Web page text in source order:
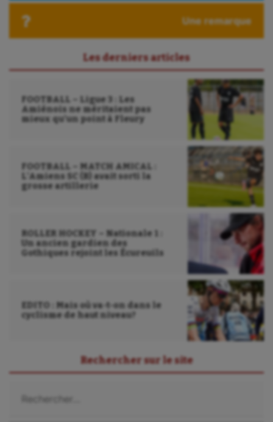
Sarbacane
Sauvetage sportif
Sport handicap
Sport-santé
Tir à l'arc
Triathlon
UNSS
Wakeboard
Water-polo
Une remarque
Les derniers articles
FOOTBALL – Ligue 3 : Les
Amiénois ne méritaient pas
mieux qu’un point à Fleury
FOOTBALL – MATCH AMICAL :
L’Amiens SC (B) avait sorti la
grosse artillerie
ROLLER HOCKEY – Nationale 1 :
Un ancien gardien des
Gothiques rejoint les Écureuils
EDITO : Mais où va-t-on dans le
cyclisme de haut niveau?
Rechercher sur le site